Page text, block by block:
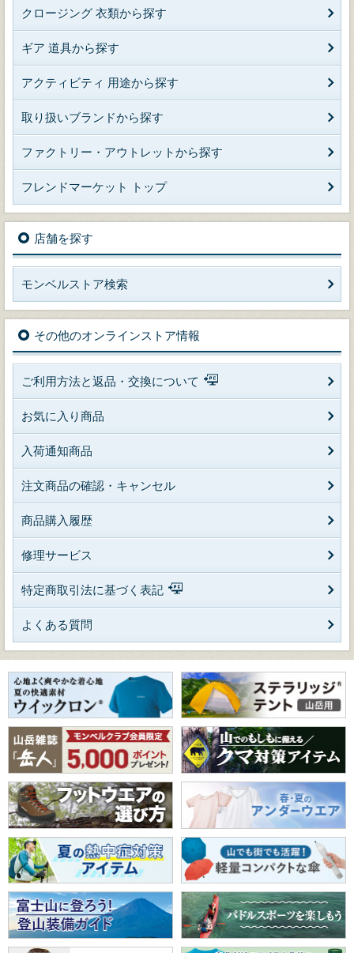
クロージング 衣類から探す
ギア 道具から探す
アクティビティ 用途から探す
取り扱いブランドから探す
ファクトリー・アウトレットから探す
フレンドマーケット トップ
店舗を探す
モンベルストア検索
その他のオンラインストア情報
ご利用方法と返品・交換について
お気に入り商品
入荷通知商品
注文商品の確認・キャンセル
商品購入履歴
修理サービス
特定商取引法に基づく表記
よくある質問